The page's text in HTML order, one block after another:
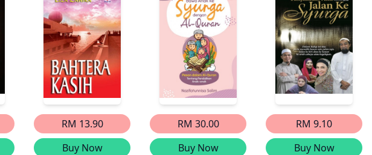
RM 13.90
Buy Now
RM 30.00
Buy Now
RM 9.10
Buy Now